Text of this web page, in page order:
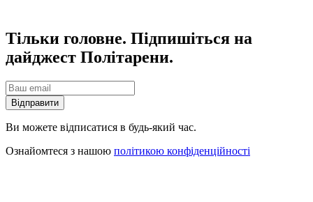
Тільки головне. Підпишіться на
дайджест Політарени.
Відправити
Ви можете відписатися в будь-який час.
Ознайомтеся з нашою політикою конфіденційності